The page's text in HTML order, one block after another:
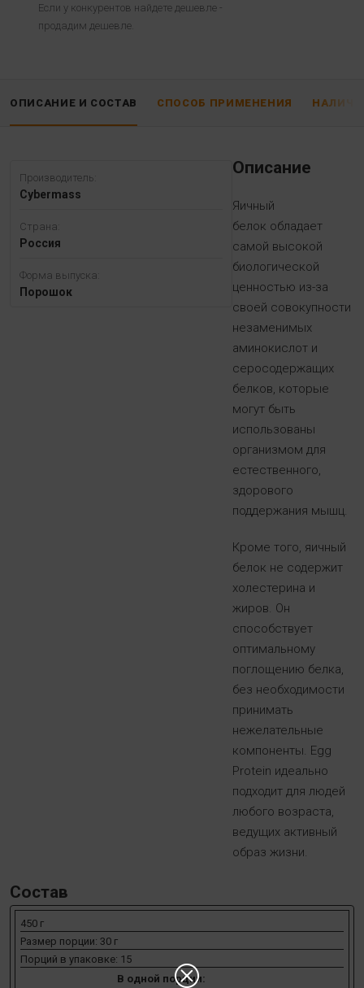
Если у конкурентов найдете дешевле -
продадим дешевле.
ОПИСАНИЕ И СОСТАВ СПОСОБ ПРИМЕНЕНИЯ
Производитель:
Cybermass
Страна:
Россия
Форма выпуска:
Порошок
Описание
Яичный
белок обладает
самой высокой
биологической
ценностью из-за
своей совокупности
незаменимых
аминокислот и
серосодержащих
белков, которые
могут быть
использованы
организмом для
естественного,
здорового
поддержания мышц.
Кроме того, яичный
белок не содержит
холестерина и
жиров. Он
способствует
оптимальному
поглощению белка,
без необходимости
принимать
нежелательные
компоненты. Egg
Protein идеально
подходит для людей
любого возраста,
ведущих активный
образ жизни.
Состав
450 г
Размер порции: 30 г
Порций в упаковке: 15
В одной порции: